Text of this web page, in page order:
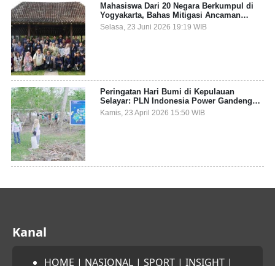
Mahasiswa Dari 20 Negara Berkumpul di
Yogyakarta, Bahas Mitigasi Ancaman
Kesehatan Global
Selasa, 23 Juni 2026 19:19 WIB
Peringatan Hari Bumi di Kepulauan
Selayar: PLN Indonesia Power Gandeng
Pemda dan Komunitas, Giatkan Restorasi
Mangrove
Kamis, 23 April 2026 15:50 WIB
Kanal
HOME | NASIONAL | SPORT | INSIGHT |